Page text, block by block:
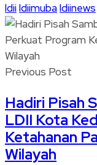
ldiildiimubaldiinews
Previous Post
Hadiri Pisah
LDII Kota
Ketahanan
Wilayah